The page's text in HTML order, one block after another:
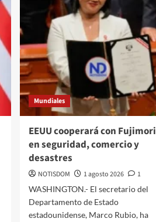
Mundiales
EEUU cooperará con Fujimori
en seguridad, comercio y
desastres
NOTISDOM 1 agosto 2026
1
WASHINGTON.- El secretario del
Departamento de Estado
estadounidense, Marco Rubio, ha